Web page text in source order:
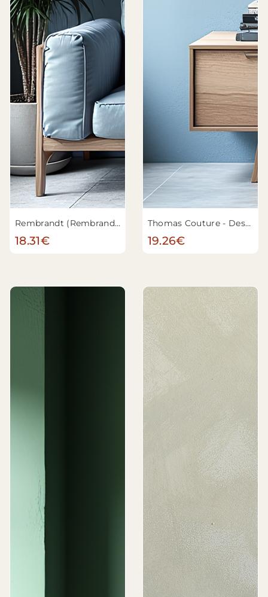
Rembrandt (Rembrandt van Rijn) - Autoportrait
18.31€
Thomas Couture - Des bulles de savon
19.26€